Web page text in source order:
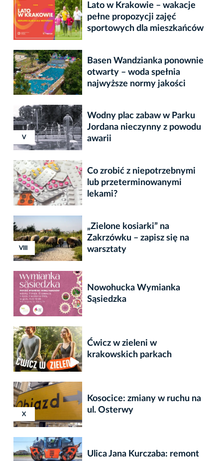
Lato w Krakowie – wakacje
pełne propozycji zajęć
sportowych dla mieszkańców
Basen Wandzianka ponownie
otwarty – woda spełnia
najwyższe normy jakości
XVIII
XVIII
V
Wodny plac zabaw w Parku
Jordana nieczynny z powodu
awarii
Co zrobić z niepotrzebnymi
lub przeterminowanymi
lekami?
XVIII
XVIII
VIII
„Zielone kosiarki” na
Zakrzówku – zapisz się na
warsztaty
Nowohucka Wymianka
Sąsiedzka
Ćwicz w zieleni w
krakowskich parkach
X
Kosocice: zmiany w ruchu na
ul. Osterwy
Ulica Jana Kurczaba: remont